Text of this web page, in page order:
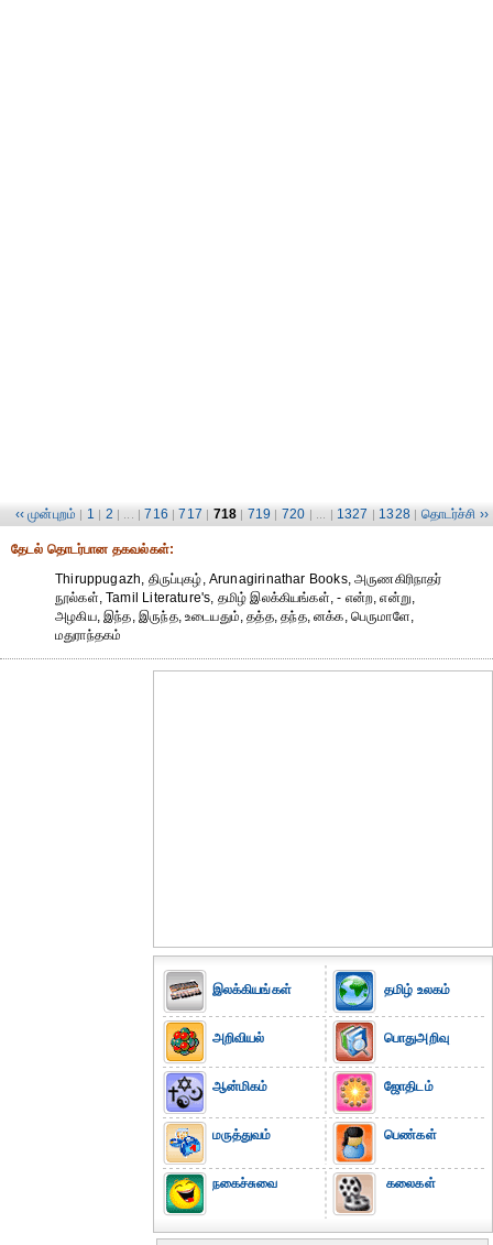
‹‹ முன்புறம் | 1 | 2 | ... | 716 | 717 | 718 | 719 | 720 | ... | 1327 | 1328 | தொடர்ச்சி ››
தேட‌ல் தொட‌ர்பான தகவ‌ல்க‌ள்:
Thiruppugazh, திருப்புகழ், Arunagirinathar Books, அருணகிரிநாதர்
நூல்கள், Tamil Literature's, தமிழ் இலக்கியங்கள், - என்ற, என்று,
அழகிய, இந்த, இருந்த, உடையதும், தத்த, தந்த, னக்க, பெருமாளே,
மதுராந்தகம்
இலக்கியங்கள்
அறிவியல்
ஆன்மிகம்
மருத்துவம்
நகைச்சுவை
தமிழ் உலகம்
பொதுஅறிவு
ஜோதிடம்
பெண்கள்
கலைகள்